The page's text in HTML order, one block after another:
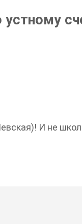
И не